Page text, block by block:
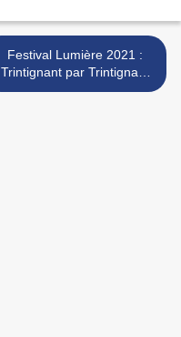
Festival Lumière 2021 :
Trintignant par Trintignant
un documentaire